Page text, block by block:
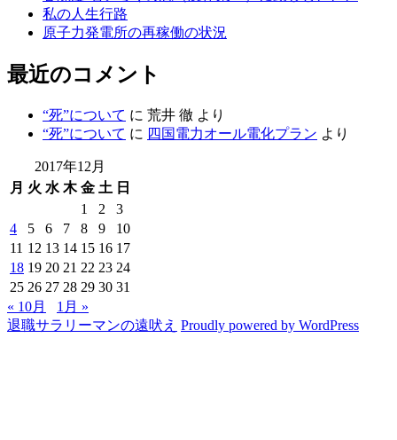
私の人生行路
原子力発電所の再稼働の状況
最近のコメント
“死”について に 荒井 徹 より
“死”について に 四国電力オール電化プラン より
2017年12月
月 火 水 木 金 土 日
1
2
3
4
5 6 7 8 9
10
11 12 13 14 15 16 17
18 19 20 21 22 23 24
25 26 27 28 29 30 31
« 10月
1月 »
退職サラリーマンの遠吠え Proudly powered by WordPress